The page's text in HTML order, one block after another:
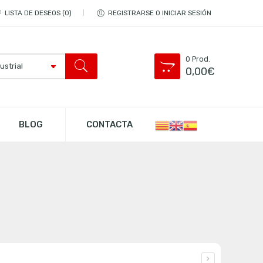
LISTA DE DESEOS 0 REGISTRARSE O INICIAR SESIÓN
0 Prod.
0,00€
BLOG CONTACTA